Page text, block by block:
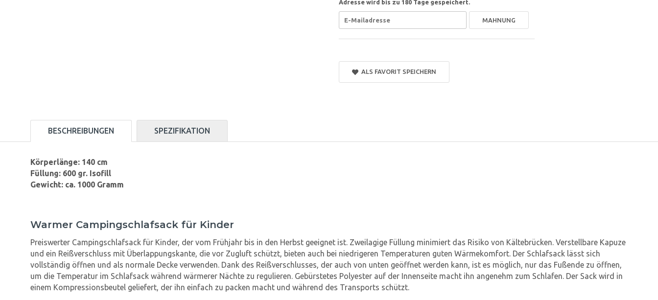
Adresse wird bis zu 180 Tage gespeichert.
MAHNUNG
ALS FAVORIT SPEICHERN
BESCHREIBUNGEN SPEZIFIKATION
Körperlänge: 140 cm
Füllung: 600 gr. Isofill
Gewicht: ca. 1000 Gramm
Warmer Campingschlafsack für Kinder
Preiswerter Campingschlafsack für Kinder, der vom Frühjahr bis in den Herbst geeignet ist. Zweilagige Füllung minimiert das Risiko von Kältebrücken. Verstellbare Kapuze
und ein Reißverschluss mit Überlappungskante, die vor Zugluft schützt, bieten auch bei niedrigeren Temperaturen guten Wärmekomfort. Der Schlafsack lässt sich
vollständig öffnen und als normale Decke verwenden. Dank des Reißverschlusses, der auch von unten geöffnet werden kann, ist es möglich, nur das Fußende zu öffnen,
um die Temperatur im Schlafsack während wärmerer Nächte zu regulieren. Gebürstetes Polyester auf der Innenseite macht ihn angenehm zum Schlafen. Der Sack wird in
einem Kompressionsbeutel geliefert, der ihn einfach zu packen macht und während des Transports schützt.